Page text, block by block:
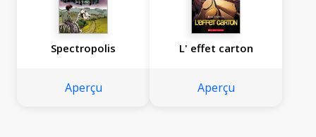
Spectropolis
Aperçu
L' effet carton
Aperçu